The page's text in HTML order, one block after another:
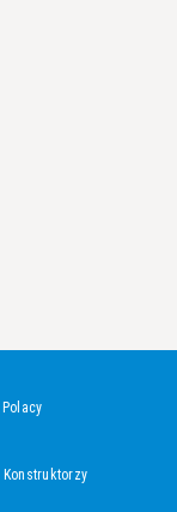
Polacy
Konstruktorzy